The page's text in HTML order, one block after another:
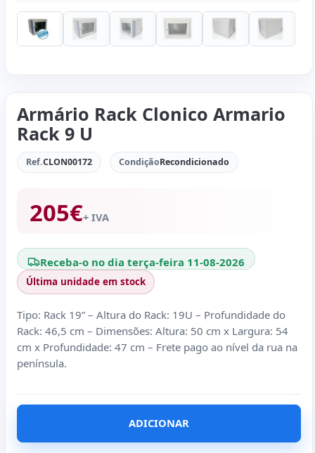
Armário Rack Clonico Armario
Rack 9 U
Ref.CLON00172 CondiçãoRecondicionado
205€+ IVA
Receba-o no dia terça-feira 11-08-2026
Última unidade em stock
Tipo: Rack 19” – Altura do Rack: 19U – Profundidade do
Rack: 46,5 cm – Dimensões: Altura: 50 cm x Largura: 54
cm x Profundidade: 47 cm – Frete pago ao nível da rua na
península.
ADICIONAR